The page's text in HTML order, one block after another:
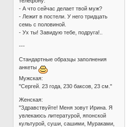
- А что сейчас делает твой муж?
- Лежит в постели. У него тридцать
семь с половиной.
- Ух ты! Завидую тебе, подруга!..
---
Стандартные образцы заполнения
анкеты
Мужская:
"Сергей. 23 года, 230 баксов, 23 см."
Женская:
"Здравствуйте! Меня зовут Ирина. Я
увлекаюсь литературой, японской
культурой, суши, сашими, Мураками,